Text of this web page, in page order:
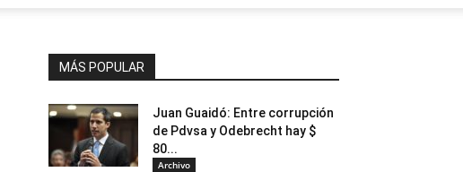
MÁS POPULAR
Juan Guaidó: Entre corrupción
de Pdvsa y Odebrecht hay $
80...
Archivo